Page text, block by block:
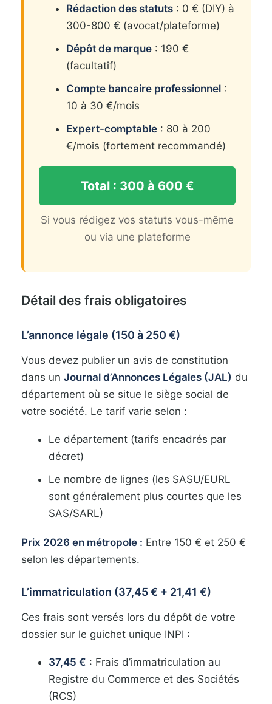
Rédaction des statuts : 0 € (DIY) à
300-800 € (avocat/plateforme)
Dépôt de marque : 190 €
(facultatif)
Compte bancaire professionnel :
10 à 30 €/mois
Expert-comptable : 80 à 200
€/mois (fortement recommandé)
Total : 300 à 600 €
Si vous rédigez vos statuts vous-même
ou via une plateforme
Détail des frais obligatoires
L’annonce légale (150 à 250 €)
Vous devez publier un avis de constitution
dans un Journal d’Annonces Légales (JAL) du
département où se situe le siège social de
votre société. Le tarif varie selon :
Le département (tarifs encadrés par
décret)
Le nombre de lignes (les SASU/EURL
sont généralement plus courtes que les
SAS/SARL)
Prix 2026 en métropole : Entre 150 € et 250 €
selon les départements.
L’immatriculation (37,45 € + 21,41 €)
Ces frais sont versés lors du dépôt de votre
dossier sur le guichet unique INPI :
37,45 € : Frais d’immatriculation au
Registre du Commerce et des Sociétés
(RCS)